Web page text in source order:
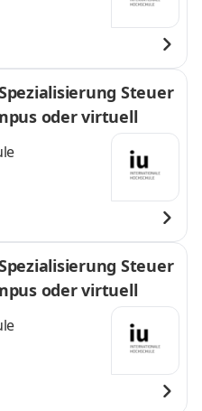
Steuer
oder virtuell
Steuer
oder virtuell